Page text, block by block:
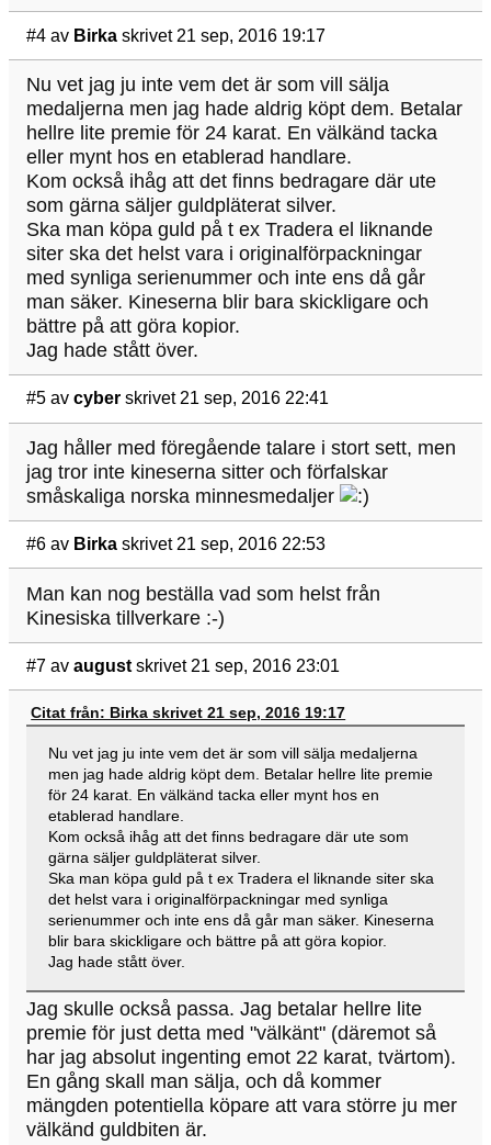
#4 av Birka skrivet 21 sep, 2016 19:17
Nu vet jag ju inte vem det är som vill sälja
medaljerna men jag hade aldrig köpt dem. Betalar
hellre lite premie för 24 karat. En välkänd tacka
eller mynt hos en etablerad handlare.
Kom också ihåg att det finns bedragare där ute
som gärna säljer guldpläterat silver.
Ska man köpa guld på t ex Tradera el liknande
siter ska det helst vara i originalförpackningar
med synliga serienummer och inte ens då går
man säker. Kineserna blir bara skickligare och
bättre på att göra kopior.
Jag hade stått över.
#5 av cyber skrivet 21 sep, 2016 22:41
Jag håller med föregående talare i stort sett, men
jag tror inte kineserna sitter och förfalskar
småskaliga norska minnesmedaljer
#6 av Birka skrivet 21 sep, 2016 22:53
Man kan nog beställa vad som helst från
Kinesiska tillverkare :-)
#7 av august skrivet 21 sep, 2016 23:01
Citat från: Birka skrivet 21 sep, 2016 19:17
Nu vet jag ju inte vem det är som vill sälja medaljerna
men jag hade aldrig köpt dem. Betalar hellre lite premie
för 24 karat. En välkänd tacka eller mynt hos en
etablerad handlare.
Kom också ihåg att det finns bedragare där ute som
gärna säljer guldpläterat silver.
Ska man köpa guld på t ex Tradera el liknande siter ska
det helst vara i originalförpackningar med synliga
serienummer och inte ens då går man säker. Kineserna
blir bara skickligare och bättre på att göra kopior.
Jag hade stått över.
Jag skulle också passa. Jag betalar hellre lite
premie för just detta med "välkänt" (däremot så
har jag absolut ingenting emot 22 karat, tvärtom).
En gång skall man sälja, och då kommer
mängden potentiella köpare att vara större ju mer
välkänd guldbiten är.